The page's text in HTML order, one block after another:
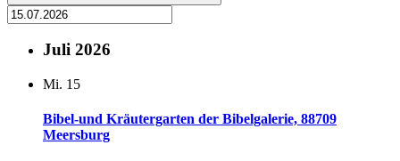
Juli 2026
Mi. 15
Bibel-und Kräutergarten der Bibelgalerie, 88709
Meersburg